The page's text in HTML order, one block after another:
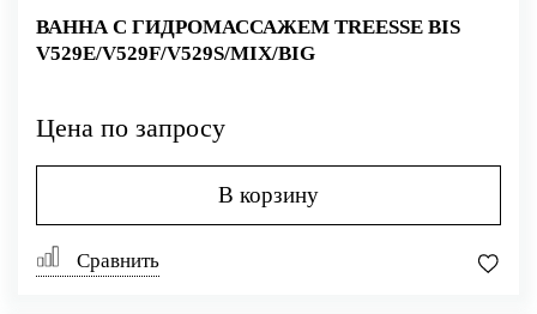
ВАННА С ГИДРОМАССАЖЕМ TREESSE BIS
V529E/V529F/V529S/MIX/BIG
Цена по запросу
В корзину
Сравнить